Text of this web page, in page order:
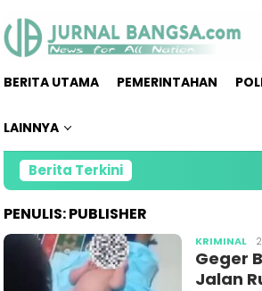
BERITA UTAMA PEMERINTAHAN
LAINNYA
Berita Terkini
PENULIS:PUBLISHER
KRIMINAL
Geger
Jalan